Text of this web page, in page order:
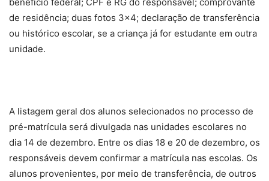
de residência; duas fotos 3×4; declaração de transferência
ou histórico escolar, se a criança já for estudante em outra
unidade.
A listagem geral dos alunos selecionados no processo de
pré-matrícula será divulgada nas unidades escolares no
dia 14 de dezembro. Entre os dias 18 e 20 de dezembro, os
responsáveis devem confirmar a matrícula nas escolas. Os
alunos provenientes, por meio de transferência, de outros